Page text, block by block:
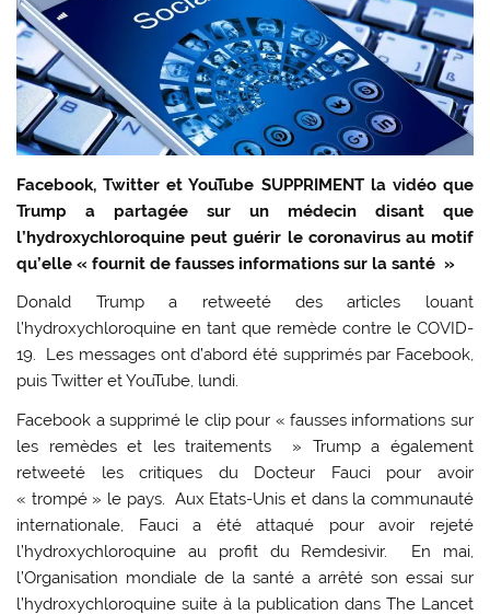
Facebook, Twitter et YouTube SUPPRIMENT la vidéo que
Trump a partagée sur un médecin disant que
l’hydroxychloroquine peut guérir le coronavirus au motif
qu’elle « fournit de fausses informations sur la santé »
Donald Trump a retweeté des articles louant
l’hydroxychloroquine en tant que remède contre le COVID-
19. Les messages ont d’abord été supprimés par Facebook,
puis Twitter et YouTube, lundi.
Facebook a supprimé le clip pour « fausses informations sur
les remèdes et les traitements » Trump a également
retweeté les critiques du Docteur Fauci pour avoir
« trompé » le pays. Aux Etats-Unis et dans la communauté
internationale, Fauci a été attaqué pour avoir rejeté
l’hydroxychloroquine au profit du Remdesivir. En mai,
l’Organisation mondiale de la santé a arrêté son essai sur
l’hydroxychloroquine suite à la publication dans The Lancet